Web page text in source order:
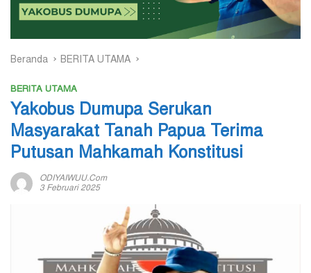
Beranda BERITA UTAMA
BERITA UTAMA
Yakobus Dumupa Serukan
Masyarakat Tanah Papua Terima
Putusan Mahkamah Konstitusi
ODIYAIWUU.com
3 Februari 2025